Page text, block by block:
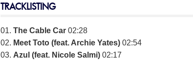
TRACKLISTING
01.The Cable Car 02:28
02. Meet Toto (feat. Archie Yates) 02:54
03. Azul (feat. Nicole Salmi) 02:17